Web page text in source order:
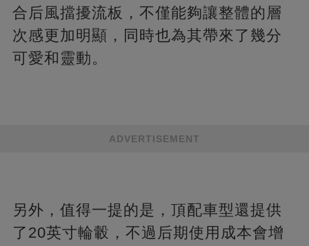
合后風擋擾流板，不僅能夠讓整體的層
次感更加明顯，同時也為其帶來了幾分
可愛和靈動。
ADVERTISEMENT
另外，值得一提的是，頂配車型還提供
了20英寸輪轂，不過后期使用成本會增